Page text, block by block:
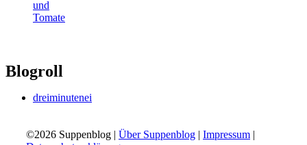
und
Tomate
Blogroll
dreiminutenei
©2026 Suppenblog | Über Suppenblog | Impressum |